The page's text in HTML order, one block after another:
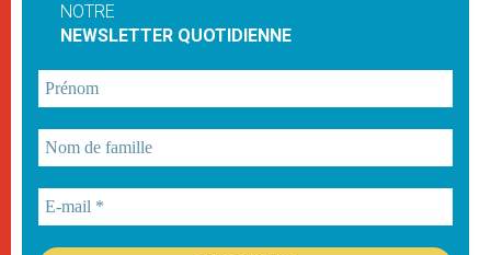
NOTRE
NEWSLETTER QUOTIDIENNE